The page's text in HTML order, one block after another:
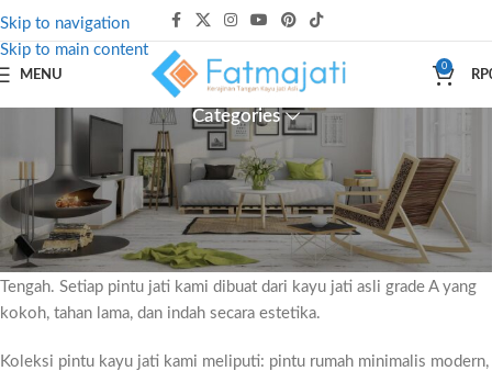
Skip to navigation
Skip to main content
MENU
0
RP
Categories
Pintu Kayu Jati Blora Minimalis
Fatmajati menghadirkan koleksi pintu kayu jati berkualitas tinggi
yang dibuat langsung oleh pengrajin berpengalaman dari Blora, Jawa
Tengah. Setiap pintu jati kami dibuat dari kayu jati asli grade A yang
kokoh, tahan lama, dan indah secara estetika.
Koleksi pintu kayu jati kami meliputi: pintu rumah minimalis modern,